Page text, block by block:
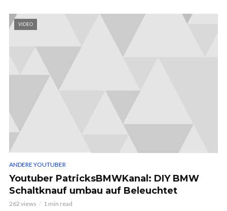
VIDEO
ANDERE YOUTUBER
Youtuber PatricksBMWKanal: DIY BMW
Schaltknauf umbau auf Beleuchtet
262 views 1 min read